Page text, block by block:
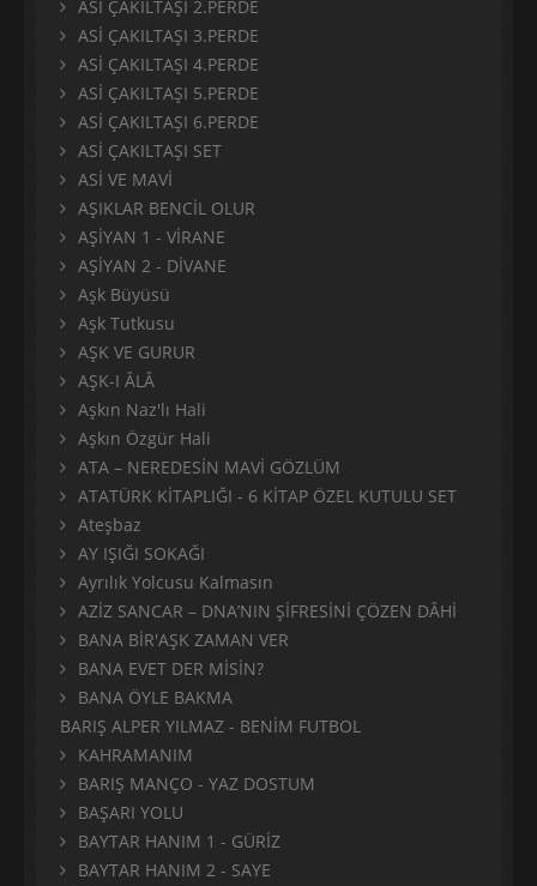
ASİ ÇAKILTAŞI 2.PERDE
ASİ ÇAKILTAŞI 3.PERDE
ASİ ÇAKILTAŞI 4.PERDE
ASİ ÇAKILTAŞI 5.PERDE
ASİ ÇAKILTAŞI 6.PERDE
ASİ ÇAKILTAŞI SET
ASİ VE MAVİ
AŞIKLAR BENCİL OLUR
AŞİYAN 1 - VİRANE
AŞİYAN 2 - DİVANE
Aşk Büyüsü
Aşk Tutkusu
AŞK VE GURUR
AŞK-I ÂLÂ
Aşkın Naz'lı Hali
Aşkın Özgür Hali
ATA – NEREDESİN MAVİ GÖZLÜM
ATATÜRK KİTAPLIĞI - 6 KİTAP ÖZEL KUTULU SET
Ateşbaz
AY IŞIĞI SOKAĞI
Ayrılık Yolcusu Kalmasın
AZİZ SANCAR – DNA’NIN ŞİFRESİNİ ÇÖZEN DÂHİ
BANA BİR'AŞK ZAMAN VER
BANA EVET DER MİSİN?
BANA ÖYLE BAKMA
BARIŞ ALPER YILMAZ - BENİM FUTBOL
KAHRAMANIM
BARIŞ MANÇO - YAZ DOSTUM
BAŞARI YOLU
BAYTAR HANIM 1 - GÜRİZ
BAYTAR HANIM 2 - SAYE